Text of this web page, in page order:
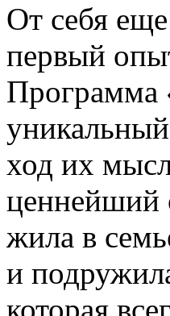
От себя
первый
Программа
ход их
ценнейший
жила в
и
которая